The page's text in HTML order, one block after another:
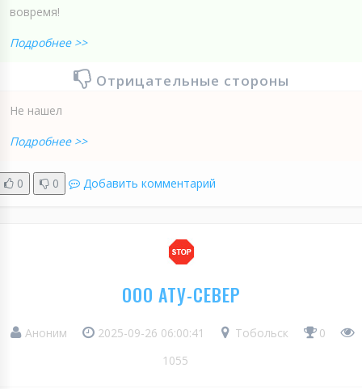
вовремя!
Подробнее >>
Отрицательные стороны
Не нашел
Подробнее >>
0 0 Добавить комментарий
ООО АТУ-СЕВЕР
Аноним 2025-09-26 06:00:41 Тобольск
0
1055